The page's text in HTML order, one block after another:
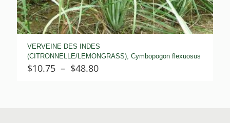
VERVEINE DES INDES
(CITRONNELLE/LEMONGRASS), Cymbopogon flexuosus
$10.75 – $48.80Plage